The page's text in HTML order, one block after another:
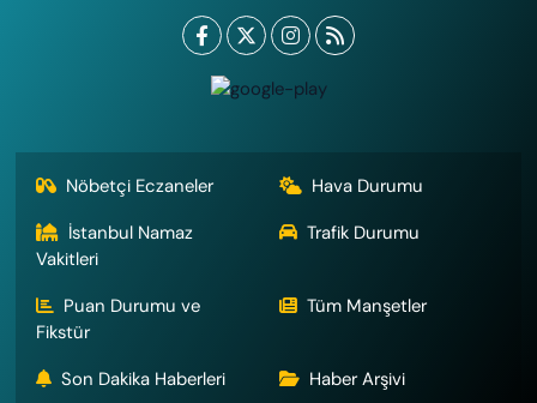
Nöbetçi Eczaneler
Hava Durumu
İstanbul Namaz
Vakitleri
Trafik Durumu
Puan Durumu ve
Fikstür
Tüm Manşetler
Son Dakika Haberleri Haber Arşivi